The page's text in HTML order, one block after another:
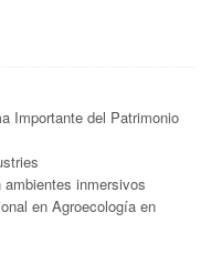
Importante del Patrimonio
inmersivos
en Agroecología en